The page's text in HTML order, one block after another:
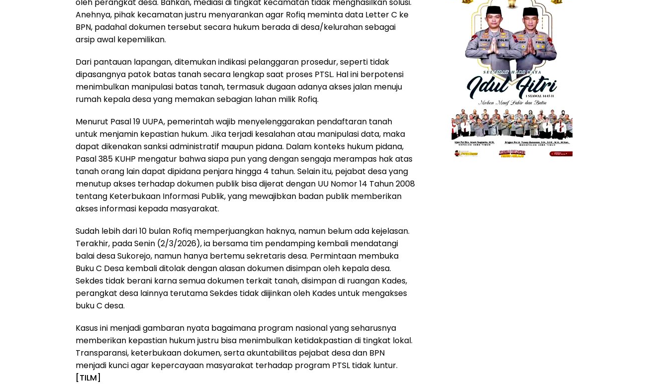
Anehnya, pihak kecamatan justru menyarankan agar Rofiq meminta data Letter C ke
BPN, padahal dokumen tersebut secara hukum berada di desa/kelurahan sebagai
arsip awal kepemilikan.
Dari pantauan lapangan, ditemukan indikasi pelanggaran prosedur, seperti tidak
dipasangnya patok batas tanah secara lengkap saat proses PTSL. Hal ini berpotensi
menimbulkan manipulasi batas tanah, termasuk dugaan adanya akses jalan menuju
rumah kepala desa yang memakan sebagian lahan milik Rofiq.
Menurut Pasal 19 UUPA, pemerintah wajib menyelenggarakan pendaftaran tanah
untuk menjamin kepastian hukum. Jika terjadi kesalahan atau manipulasi data, maka
dapat dikenakan sanksi administratif maupun pidana. Dalam konteks hukum pidana,
Pasal 385 KUHP mengatur bahwa siapa pun yang dengan sengaja merampas hak atas
tanah orang lain dapat dipidana penjara hingga 4 tahun. Selain itu, pejabat desa yang
menutup akses terhadap dokumen publik bisa dijerat dengan UU Nomor 14 Tahun 2008
tentang Keterbukaan Informasi Publik, yang mewajibkan badan publik memberikan
akses informasi kepada masyarakat.
Sudah lebih dari 10 bulan Rofiq memperjuangkan haknya, namun belum ada kejelasan.
Terakhir, pada Senin (2/3/2026), ia bersama tim pendamping kembali mendatangi
balai desa Sukorejo, namun hanya bertemu sekretaris desa. Permintaan membuka
Buku C Desa kembali ditolak dengan alasan dokumen disimpan oleh kepala desa.
Sekdes tidak berani karna semua dokumen terkait tanah, disimpan di ruangan Kades,
perangkat desa lainnya terutama Sekdes tidak diijinkan oleh Kades untuk mengakses
buku C desa.
Kasus ini menjadi gambaran nyata bagaimana program nasional yang seharusnya
memberikan kepastian hukum justru bisa menimbulkan ketidakpastian di tingkat lokal.
Transparansi, keterbukaan dokumen, serta akuntabilitas pejabat desa dan BPN
menjadi kunci agar kepercayaan masyarakat terhadap program PTSL tidak luntur.
[TILM]